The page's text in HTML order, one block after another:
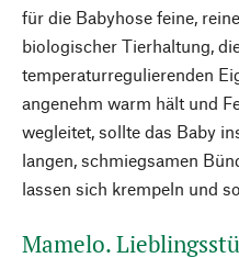
für die Babyhose feine,
biologischer Tierhaltung,
temperaturregulierenden
angenehm warm hält und
wegleitet, sollte das Baby
langen, schmiegsamen
lassen sich krempeln und
Mamelo.